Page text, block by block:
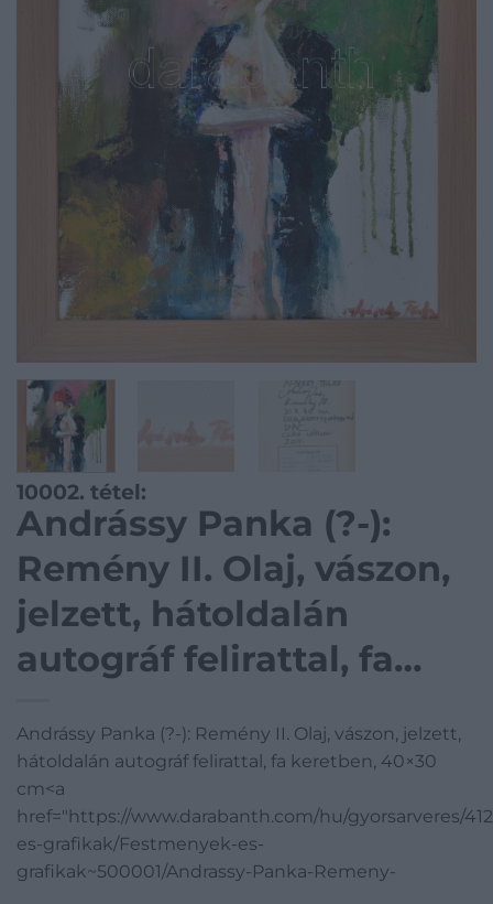
10002. tétel:
Andrássy Panka (?-):
Remény II. Olaj, vászon,
jelzett, hátoldalán
autográf felirattal, fa
Andrássy Panka (?-): Remény II. Olaj, vászon, jelzett,
hátoldalán autográf felirattal, fa keretben, 40×30
cm<a
href="https://www.darabanth.com/hu/gyorsarveres/
es-grafikak/Festmenyek-es-
grafikak~500001/Andrassy-Panka-Remeny-